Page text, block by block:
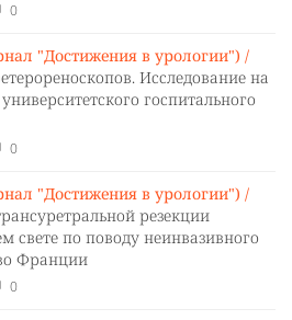
0
"Достижения в урологии") /
Исследование на
госпитального
0
"Достижения в урологии") /
резекции
свете по поводу неинвазивного
Франции
0